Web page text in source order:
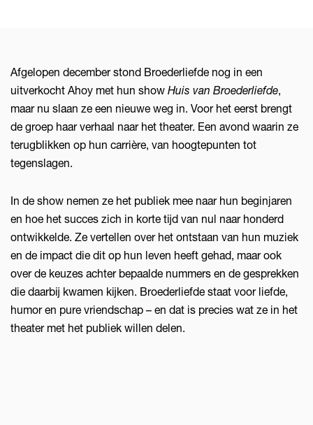
Afgelopen december stond Broederliefde nog in een
uitverkocht Ahoy met hun show Huis van Broederliefde,
maar nu slaan ze een nieuwe weg in. Voor het eerst brengt
de groep haar verhaal naar het theater. Een avond waarin ze
terugblikken op hun carrière, van hoogtepunten tot
tegenslagen.
In de show nemen ze het publiek mee naar hun beginjaren
en hoe het succes zich in korte tijd van nul naar honderd
ontwikkelde. Ze vertellen over het ontstaan van hun muziek
en de impact die dit op hun leven heeft gehad, maar ook
over de keuzes achter bepaalde nummers en de gesprekken
die daarbij kwamen kijken. Broederliefde staat voor liefde,
humor en pure vriendschap – en dat is precies wat ze in het
theater met het publiek willen delen.